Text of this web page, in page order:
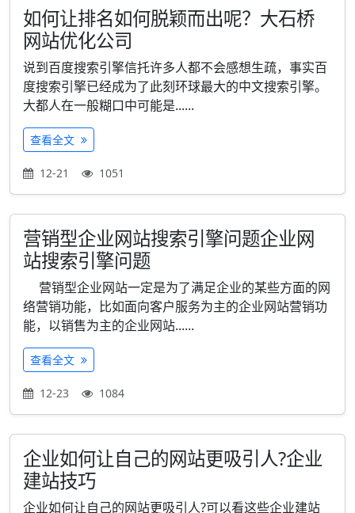
如何让排名如何脱颖而出呢？大石桥
网站优化公司
说到百度搜索引擎信托许多人都不会感想生疏，事实百
度搜索引擎已经成为了此刻环球最大的中文搜索引擎。
大都人在一般糊口中可能是......
查看全文
12-21 1051
营销型企业网站搜索引擎问题企业网
站搜索引擎问题
营销型企业网站一定是为了满足企业的某些方面的网
络营销功能，比如面向客户服务为主的企业网站营销功
能，以销售为主的企业网站......
查看全文
12-23 1084
企业如何让自己的网站更吸引人?企业
建站技巧
企业如何让自己的网站更吸引人?可以看这些企业建站